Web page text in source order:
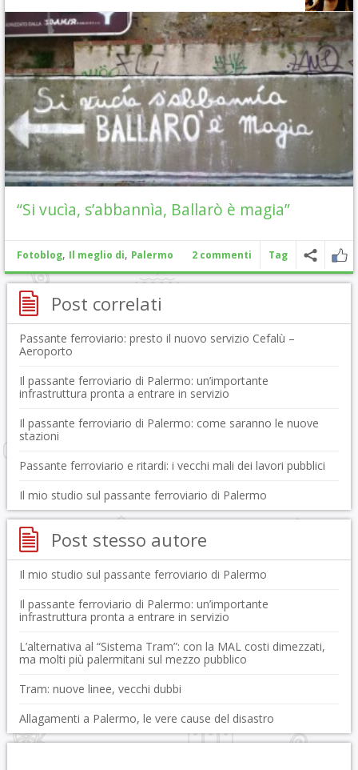
“Si vucìa, s’abbannìa, Ballarò è magia”
Fotoblog, Il meglio di, Palermo 2 commenti Tag
Post correlati
Passante ferroviario: presto il nuovo servizio Cefalù –
Aeroporto
Il passante ferroviario di Palermo: un’importante
infrastruttura pronta a entrare in servizio
Il passante ferroviario di Palermo: come saranno le nuove
stazioni
Passante ferroviario e ritardi: i vecchi mali dei lavori pubblici
Il mio studio sul passante ferroviario di Palermo
Post stesso autore
Il mio studio sul passante ferroviario di Palermo
Il passante ferroviario di Palermo: un’importante
infrastruttura pronta a entrare in servizio
L’alternativa al “Sistema Tram”: con la MAL costi dimezzati,
ma molti più palermitani sul mezzo pubblico
Tram: nuove linee, vecchi dubbi
Allagamenti a Palermo, le vere cause del disastro